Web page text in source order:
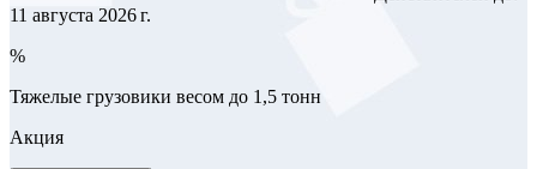
11 августа 2026 г.
%
Тяжелые грузовики весом до 1,5 тонн
Акция